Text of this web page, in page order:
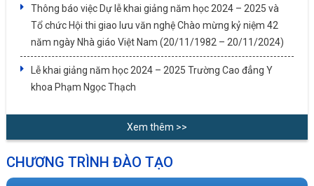
Thông báo việc Dự lễ khai giảng năm học 2024 – 2025 và
Tổ chức Hội thi giao lưu văn nghệ Chào mừng kỷ niệm 42
năm ngày Nhà giáo Việt Nam (20/11/1982 – 20/11/2024)
Lễ khai giảng năm học 2024 – 2025 Trường Cao đẳng Y
khoa Phạm Ngọc Thạch
Xem thêm >>
CHƯƠNG TRÌNH ĐÀO TẠO